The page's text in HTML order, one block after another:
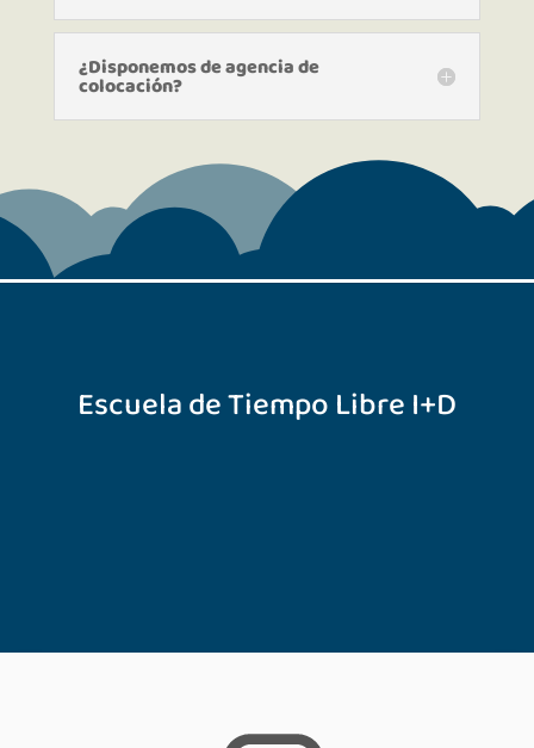
¿Disponemos de agencia de
colocación?
Escuela de Tiempo Libre I+D